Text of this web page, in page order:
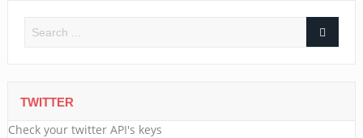
TWITTER
Check your twitter API's keys